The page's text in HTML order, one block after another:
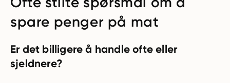
spare penger på mat
Er det billigere å handle ofte eller
sjeldnere?